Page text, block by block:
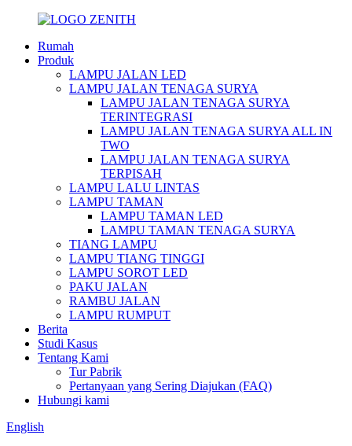
Rumah
Produk
LAMPU JALAN LED
LAMPU JALAN TENAGA SURYA
LAMPU JALAN TENAGA SURYA
TERINTEGRASI
LAMPU JALAN TENAGA SURYA ALL IN
TWO
LAMPU JALAN TENAGA SURYA
TERPISAH
LAMPU LALU LINTAS
LAMPU TAMAN
LAMPU TAMAN LED
LAMPU TAMAN TENAGA SURYA
TIANG LAMPU
LAMPU TIANG TINGGI
LAMPU SOROT LED
PAKU JALAN
RAMBU JALAN
LAMPU RUMPUT
Berita
Studi Kasus
Tentang Kami
Tur Pabrik
Pertanyaan yang Sering Diajukan (FAQ)
Hubungi kami
English